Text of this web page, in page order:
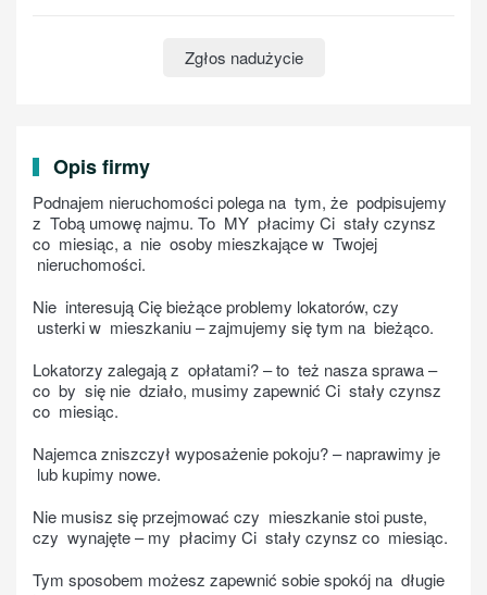
Zgłos nadużycie
Opis firmy
Podnajem nieruchomości polega na tym, że podpisujemy
z Tobą umowę najmu. To MY płacimy Ci stały czynsz
co miesiąc, a nie osoby mieszkające w Twojej
nieruchomości.
Nie interesują Cię bieżące problemy lokatorów, czy
usterki w mieszkaniu – zajmujemy się tym na bieżąco.
Lokatorzy zalegają z opłatami? – to też nasza sprawa –
co by się nie działo, musimy zapewnić Ci stały czynsz
co miesiąc.
Najemca zniszczył wyposażenie pokoju? – naprawimy je
lub kupimy nowe.
Nie musisz się przejmować czy mieszkanie stoi puste,
czy wynajęte – my płacimy Ci stały czynsz co miesiąc.
Tym sposobem możesz zapewnić sobie spokój na długie